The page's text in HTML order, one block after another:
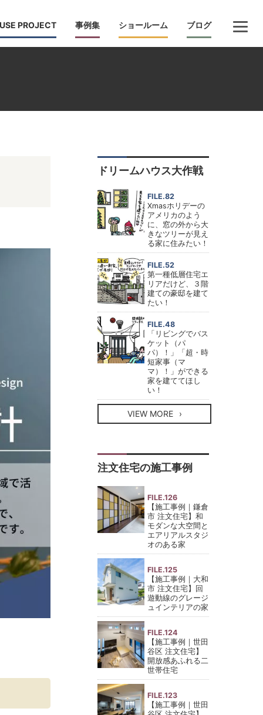
PROJECT 事例集 ショールーム ブログ
ドリームハウス大作戦
FILE.82
Xmasホリデーの
アメリカのよう
に、窓の外から大
きなツリーが見え
る家に住みたい！
FILE.52
第一種低層住宅エ
リアだけど、３階
建ての豪邸を建て
たい！
FILE.48
「リビングでバス
ケット（パ
パ）！」「超・時
短家事（マ
マ）！」ができる
家を建ててほし
い！
VIEW MORE
注文住宅の施工事例
FILE.126
【施工事例｜鎌倉
市 注文住宅】和
モダンな大空間と
エアリアルスタジ
オのある家
FILE.125
【施工事例｜大和
市 注文住宅】回
遊動線のグレージ
ュインテリアの家
FILE.124
【施工事例｜世田
谷区 注文住宅】
開放感あふれる二
世帯住宅
FILE.123
【施工事例｜世田